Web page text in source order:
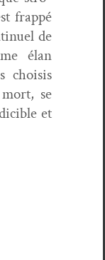
frap­pé
de
élan
choi­sis
se
et